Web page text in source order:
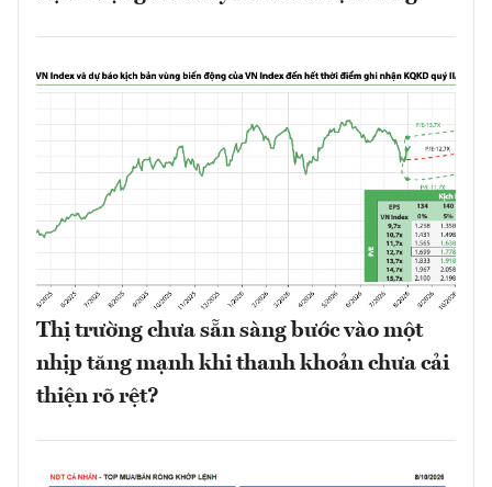
Thị trường chưa sẵn sàng bước vào một
nhịp tăng mạnh khi thanh khoản chưa cải
thiện rõ rệt?